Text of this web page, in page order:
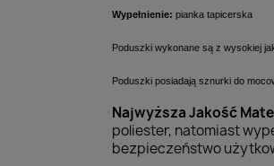
Wypełnienie: pianka tapicerska
Poduszki wykonane są z wysokiej
Poduszki posiadają sznurki do
Najwyższa Jakość
poliester, natomiast
bezpieczeństwo